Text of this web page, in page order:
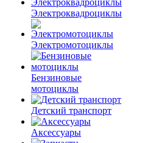
Электроквадроциклы
Электромотоциклы
Бензиновые
мотоциклы
Детский транспорт
Аксессуары